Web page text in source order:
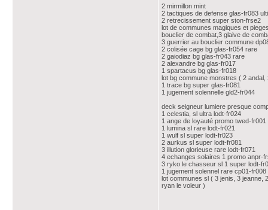
2 mirmillon mint
2 tactiques de defense glas-fr083
2 retrecissement super ston-frse2
lot de communes magiques et
bouclier de combat,3 glaive de
3 guerrier au bouclier commune
2 colisée cage bg glas-fr054 rare
2 gaiodiaz bg glas-fr043 rare
2 alexandre bg glas-fr017
1 spartacus bg glas-fr018
lot bg commune monstres ( 2
1 trace bg super glas-fr081
1 jugement solennelle gld2-fr044
deck seigneur lumiere presque
1 celestia, sl ultra lodt-fr024
1 ange de loyauté promo twed-fr001
1 lumina sl rare lodt-fr021
1 wulf sl super lodt-fr023
2 aurkus sl super lodt-fr081
3 illution glorieuse rare lodt-fr071
4 echanges solaires 1 promo anpr-
3 ryko le chasseur sl 1 super lodt-
1 jugement solennel rare cp01-fr008
lot communes sl ( 3 jenis, 3 jeanne,
ryan le voleur )